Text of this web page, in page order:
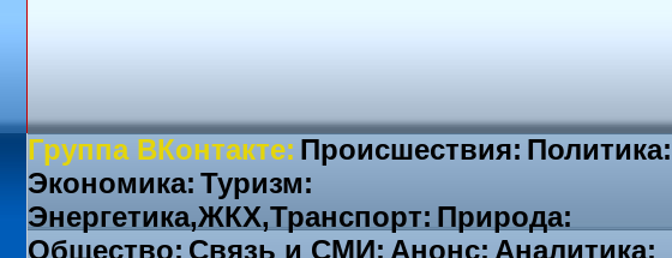
Группа ВКонтакте: Происшествия: Политика:
Экономика: Туризм:
Энергетика,ЖКХ,Транспорт: Природа:
Общество: Связь и СМИ: Анонс: Аналитика: